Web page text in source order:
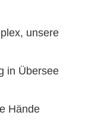
unsere
in Übersee
Hände